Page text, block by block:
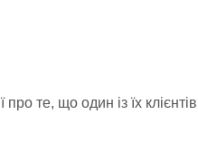
те, що один із їх клієнтів